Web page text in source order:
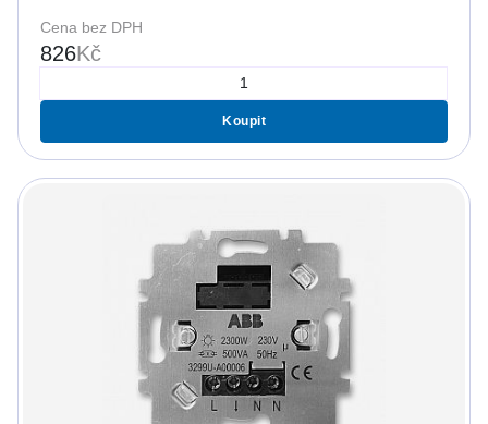
Cena bez DPH
826Kč
Koupit